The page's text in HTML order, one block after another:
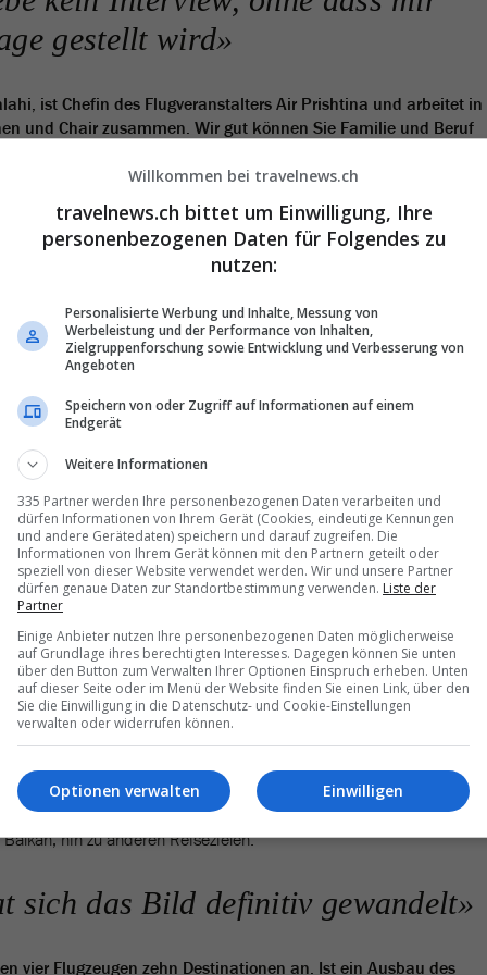
gestellt wird»
ist Chefin des Flugveranstalters Air Prishtina und arbeitet in
und Chair zusammen. Wir gut können Sie Familie und Beruf
dann und wann zu geschäftlichen Diskussionen?
man Privates und Geschäftliches nur schwer trennen. Klar, hie und
Angelegenheit zu Hause. Es ist aber keinesfalls so, dass Air
Familientisch die dominierenden Themen sind.
in Glattbrugg. Bild: TN
Chair aktuell?
2023 transportierten wird rund 700’000 Fluggäste Dieses
davon aus, dass wir bei den Passagieren erstmals die
gut, wo ist die Nachfrage allenfalls geringer als erwartet?
mehr. Aufgrund der geopolitischen Lage entwickelte
wie erhofft. Mittlerweile sind wir dort aber bereits wieder auf
mit Flügen nach Kreta und Mallorca läuft sehr erfreulich.
Buchungen – über alle Destinationen gesehen – rund zehn
Geschäft?
scheint die Schweizer Journalisten ganz besonders zu
ohne dass mir diese Frage gestellt wird. Klar ist das
es macht bei Chair momentan rund 50 Prozent aus. Das ist aber
Kapazitäten im Balkan sind auch unserer derzeitigen
kann mir durchaus vorstellen, dass sich die Anteile künftig
hin zu anderen Reisezielen.
sich das Bild definitiv gewandelt»
vier Flugzeugen zehn Destinationen an. Ist ein Ausbau des
Willkommen bei travelnews.ch
travelnews.ch bittet um Einwilligung, Ihre
personenbezogenen Daten für Folgendes zu
nutzen:
Personalisierte Werbung und Inhalte, Messung von
Werbeleistung und der Performance von Inhalten,
Zielgruppenforschung sowie Entwicklung und Verbesserung von
Angeboten
Speichern von oder Zugriff auf Informationen auf einem
Endgerät
Weitere Informationen
335 Partner werden Ihre personenbezogenen Daten verarbeiten und
dürfen Informationen von Ihrem Gerät (Cookies, eindeutige Kennungen
und andere Gerätedaten) speichern und darauf zugreifen. Die
Informationen von Ihrem Gerät können mit den Partnern geteilt oder
speziell von dieser Website verwendet werden. Wir und unsere Partner
dürfen genaue Daten zur Standortbestimmung verwenden. Liste der
Partner
Einige Anbieter nutzen Ihre personenbezogenen Daten möglicherweise
auf Grundlage ihres berechtigten Interesses. Dagegen können Sie unten
über den Button zum Verwalten Ihrer Optionen Einspruch erheben. Unten
auf dieser Seite oder im Menü der Website finden Sie einen Link, über den
Sie die Einwilligung in die Datenschutz- und Cookie-Einstellungen
verwalten oder widerrufen können.
Einwilligen
Optionen verwalten